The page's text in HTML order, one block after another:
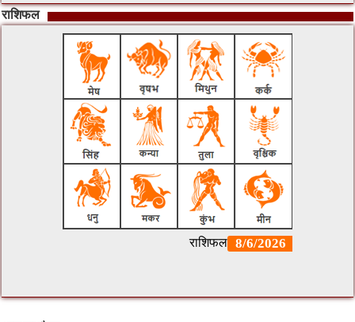
राशिफल